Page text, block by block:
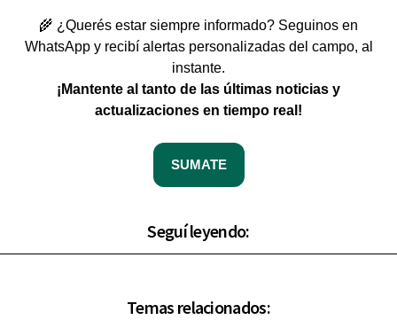
🌾 ¿Querés estar siempre informado? Seguinos en
WhatsApp y recibí alertas personalizadas del campo, al
instante.
¡Mantente al tanto de las últimas noticias y
actualizaciones en tiempo real!
SUMATE
Seguí leyendo:
Temas relacionados: